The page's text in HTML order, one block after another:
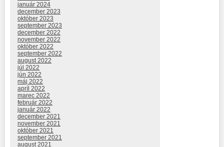
január 2024
december 2023
október 2023
september 2023
december 2022
november 2022
október 2022
september 2022
august 2022
júl 2022
jún 2022
máj 2022
apríl 2022
marec 2022
február 2022
január 2022
december 2021
november 2021
október 2021
september 2021
august 2021